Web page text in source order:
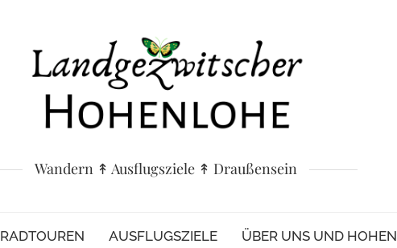
Wandern ↟ Ausflugsziele ↟ Draußensein
RADTOUREN AUSFLUGSZIELE ÜBER UNS UND